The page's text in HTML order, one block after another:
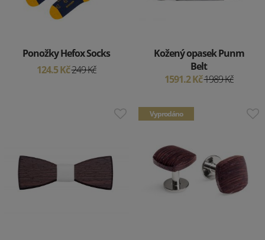
Ponožky Hefox Socks
124.5 Kč249 Kč
Kožený opasek Punm
Belt
1591.2 Kč1989 Kč
Vyprodáno